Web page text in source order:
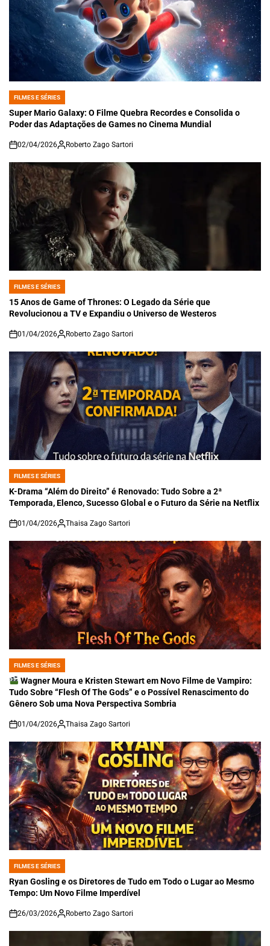
POSTED
IN
FILMES E SÉRIES
Super Mario Galaxy: O Filme Quebra Recordes e Consolida o
Poder das Adaptações de Games no Cinema Mundial
on
02/04/2026 Roberto Zago Sartori
POSTED
IN
FILMES E SÉRIES
15 Anos de Game of Thrones: O Legado da Série que
Revolucionou a TV e Expandiu o Universo de Westeros
on
01/04/2026 Roberto Zago Sartori
POSTED
IN
FILMES E SÉRIES
K-Drama “Além do Direito” é Renovado: Tudo Sobre a 2ª
Temporada, Elenco, Sucesso Global e o Futuro da Série na Netflix
on
01/04/2026 Thaisa Zago Sartori
POSTED
IN
FILMES E SÉRIES
Wagner Moura e Kristen Stewart em Novo Filme de Vampiro:
Tudo Sobre “Flesh Of The Gods” e o Possível Renascimento do
Gênero Sob uma Nova Perspectiva Sombria
on
01/04/2026 Thaisa Zago Sartori
POSTED
IN
FILMES E SÉRIES
Ryan Gosling e os Diretores de Tudo em Todo o Lugar ao Mesmo
Tempo: Um Novo Filme Imperdível
on
26/03/2026 Roberto Zago Sartori